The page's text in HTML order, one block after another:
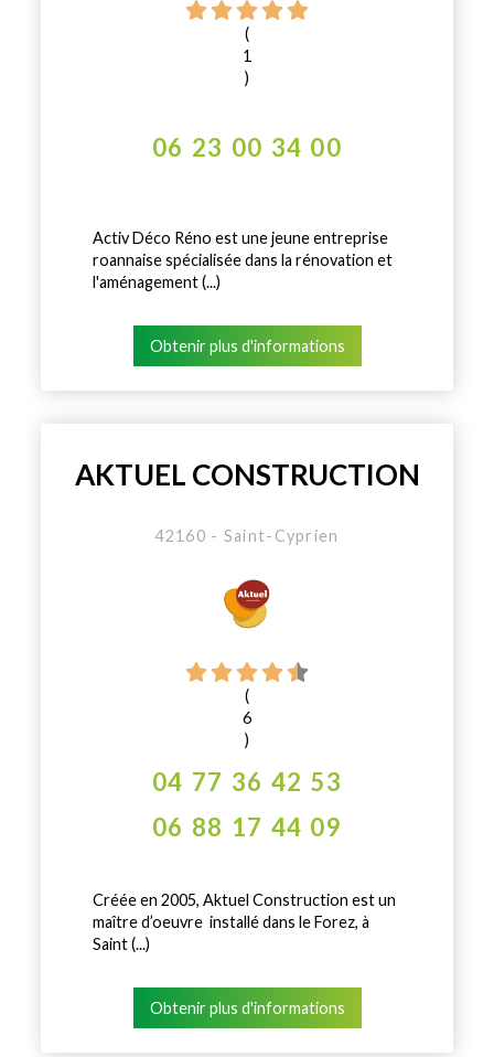
(
1
)
06 23 00 34 00
Activ Déco Réno est une jeune entreprise
roannaise spécialisée dans la rénovation et
l'aménagement (...)
Obtenir plus d'informations
AKTUEL CONSTRUCTION
42160 - Saint-Cyprien
(
6
)
04 77 36 42 53
06 88 17 44 09
Créée en 2005, Aktuel Construction est un
maître d’oeuvre installé dans le Forez, à
Saint (...)
Obtenir plus d'informations